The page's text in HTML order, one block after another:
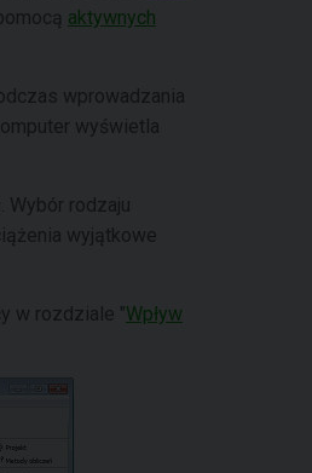
aktywnych
wprowadzania
wyświetla
. Wybór rodzaju
wyjątkowe
w rozdziale "Wpływ